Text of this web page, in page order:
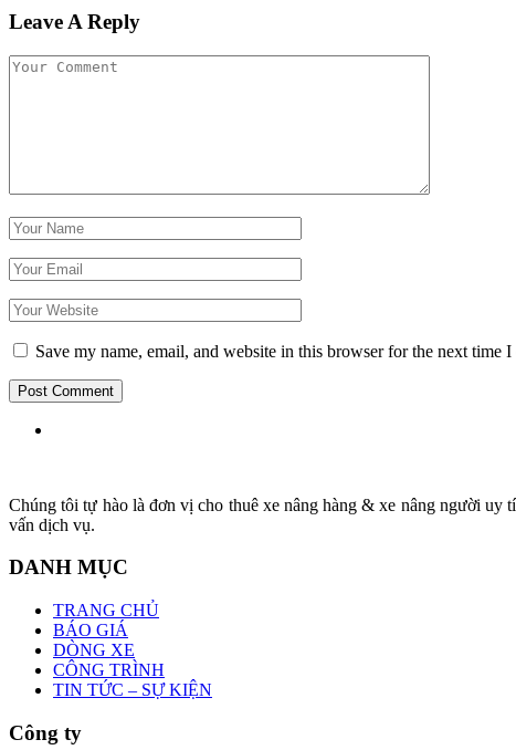
Leave A Reply
Save my name, email, and website in this browser for the next time I
Chúng tôi tự hào là đơn vị cho thuê xe nâng hàng & xe nâng người
vấn dịch vụ.
DANH MỤC
TRANG CHỦ
BÁO GIÁ
DÒNG XE
CÔNG TRÌNH
TIN TỨC – SỰ KIỆN
Công ty